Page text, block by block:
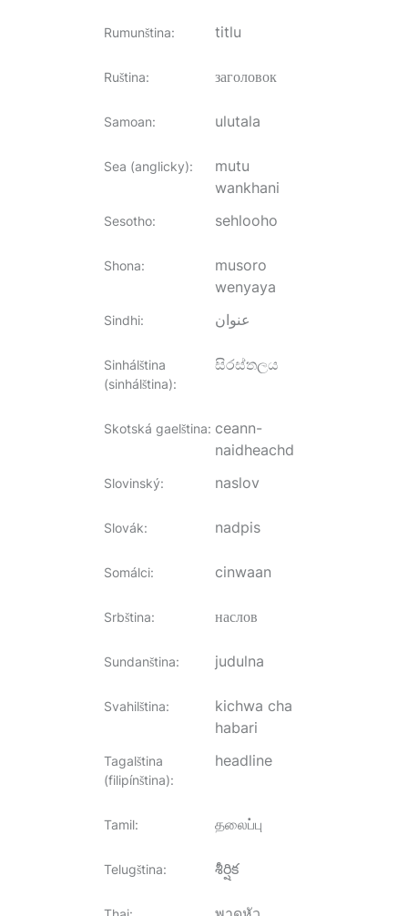
Rumunština: titlu
Ruština: заголовок
Samoan: ulutala
Sea (anglicky):
mutu
wankhani
Sesotho: sehlooho
Shona:
musoro
wenyaya
Sindhi: عنوان
Sinhálština
(sinhálština):
සිරස්තලය
Skotská gaelština: ceann-
naidheachd
Slovinský: naslov
Slovák: nadpis
Somálci: cinwaan
Srbština: наслов
Sundanština: judulna
Svahilština:
kichwa cha
habari
Tagalština
(filipínština):
headline
Tamil: தலைப்பு
Telugština: శీర్షిక